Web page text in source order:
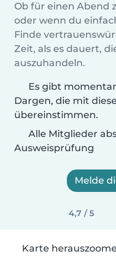
Ob für einen Abend
oder wenn du
Finde
Zeit, als es dauert,
auszuhandeln.
Es gibt
Dargen, die mit
übereinstimmen.
Alle Mitglieder
Ausweisprüfung
Melde
4,7 / 5
Karte